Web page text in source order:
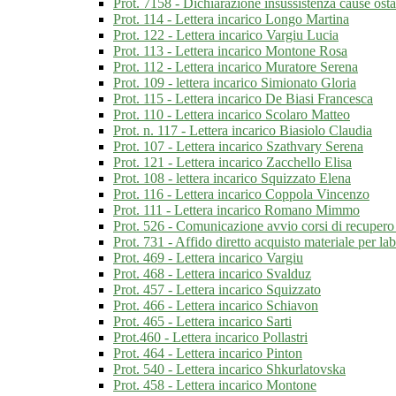
Prot. 7158 - Dichiarazione insussistenza cause
Prot. 114 - Lettera incarico Longo Martina
Prot. 122 - Lettera incarico Vargiu Lucia
Prot. 113 - Lettera incarico Montone Rosa
Prot. 112 - Lettera incarico Muratore Serena
Prot. 109 - lettera incarico Simionato Gloria
Prot. 115 - Lettera incarico De Biasi Francesca
Prot. 110 - Lettera incarico Scolaro Matteo
Prot. n. 117 - Lettera incarico Biasiolo Claudia
Prot. 107 - Lettera incarico Szathvary Serena
Prot. 121 - Lettera incarico Zacchello Elisa
Prot. 108 - lettera incarico Squizzato Elena
Prot. 116 - Lettera incarico Coppola Vincenzo
Prot. 111 - Lettera incarico Romano Mimmo
Prot. 526 - Comunicazione avvio corsi di
Prot. 731 - Affido diretto acquisto materiale per
Prot. 469 - Lettera incarico Vargiu
Prot. 468 - Lettera incarico Svalduz
Prot. 457 - Lettera incarico Squizzato
Prot. 466 - Lettera incarico Schiavon
Prot. 465 - Lettera incarico Sarti
Prot.460 - Lettera incarico Pollastri
Prot. 464 - Lettera incarico Pinton
Prot. 540 - Lettera incarico Shkurlatovska
Prot. 458 - Lettera incarico Montone